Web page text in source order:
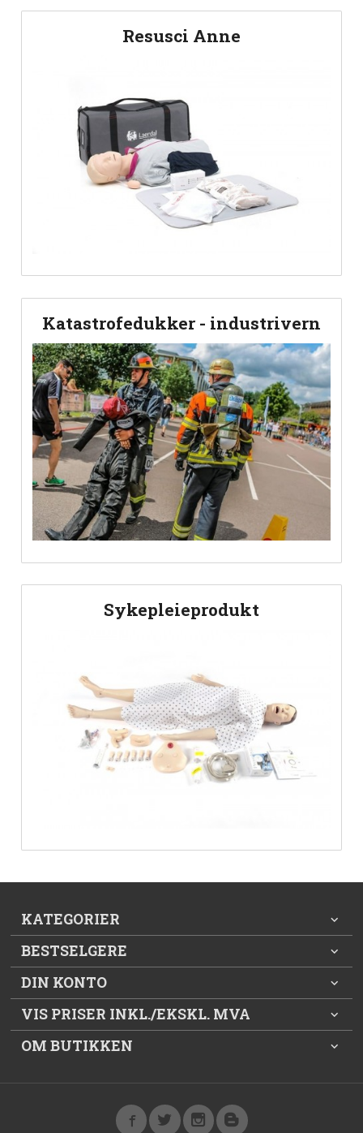
Resusci Anne
Katastrofedukker - industrivern
Sykepleieprodukt
KATEGORIER
BESTSELGERE
DIN KONTO
VIS PRISER INKL./EKSKL. MVA
OM BUTIKKEN